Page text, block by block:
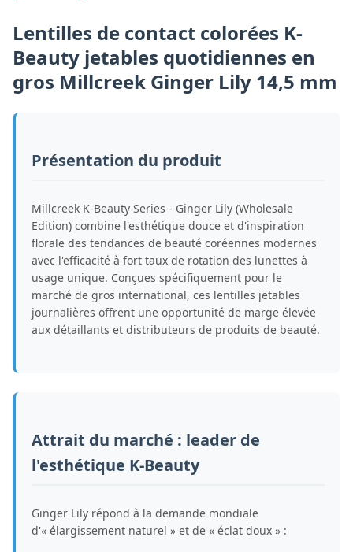
Lentilles de contact colorées K-
Beauty jetables quotidiennes en
gros Millcreek Ginger Lily 14,5 mm
Présentation du produit
Millcreek K-Beauty Series - Ginger Lily (Wholesale
Edition) combine l'esthétique douce et d'inspiration
florale des tendances de beauté coréennes modernes
avec l'efficacité à fort taux de rotation des lunettes à
usage unique. Conçues spécifiquement pour le
marché de gros international, ces lentilles jetables
journalières offrent une opportunité de marge élevée
aux détaillants et distributeurs de produits de beauté.
Attrait du marché : leader de
l'esthétique K-Beauty
Ginger Lily répond à la demande mondiale
d'« élargissement naturel » et de « éclat doux » :